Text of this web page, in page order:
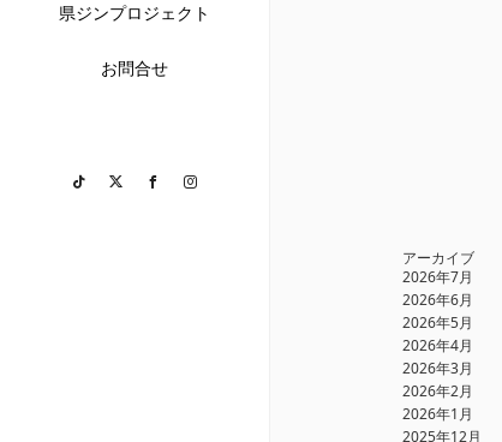
県ジンプロジェクト
お問合せ
TikTokTwitterFacebook
アーカイブ
2026年7月
2026年6月
2026年5月
2026年4月
2026年3月
2026年2月
2026年1月
2025年12月